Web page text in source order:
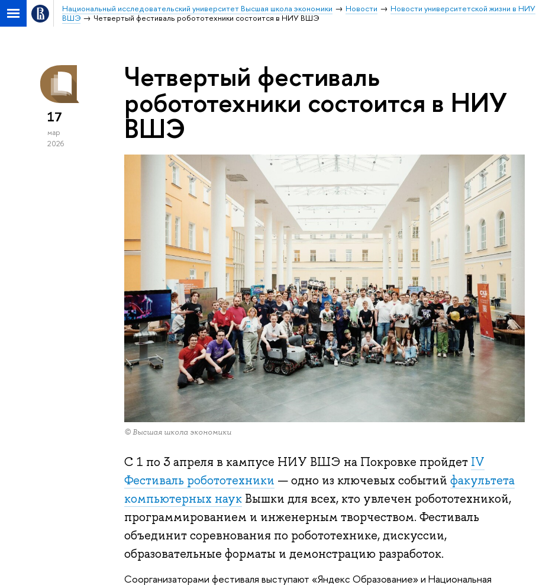
Национальный исследовательский университет Высшая школа экономики Новости
Новости университетской жизни в НИУ
ВШЭ
Четвертый фестиваль робототехники состоится в НИУ ВШЭ
17
мар
2026
Четвертый фестиваль
робототехники состоится в НИУ
ВШЭ
© Высшая школа экономики
С 1 по 3 апреля в кампусе НИУ ВШЭ на Покровке пройдет IV
Фестиваль робототехники — одно из ключевых событий факультета
компьютерных наукВышки для всех, кто увлечен робототехникой,
программированием и инженерным творчеством. Фестиваль
объединит соревнования по робототехнике, дискуссии,
образовательные форматы и демонстрацию разработок.
Соорганизаторами фестиваля выступают «Яндекс Образование» и Национальная